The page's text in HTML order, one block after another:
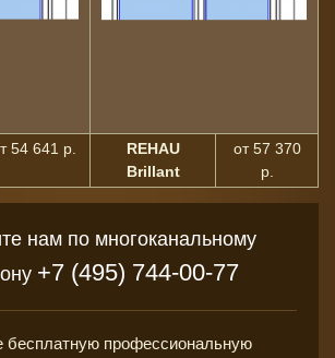
54 641 р.
REHAU
Brillant
от 57 370
р.
нам по многоканальному
+7 (495) 744-00-77
бесплатную профессиональную